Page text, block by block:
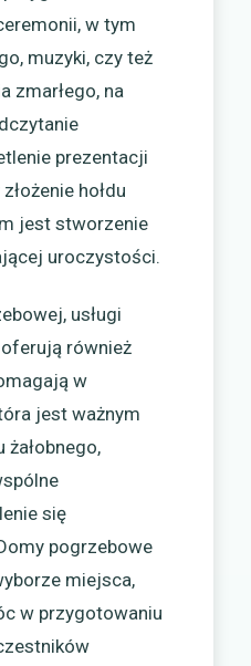
w tym
muzyki, czy też
zmarłego, na
prezentacji
hołdu
jest stworzenie
uroczystości.
usługi
również
w
jest ważnym
się
pogrzebowe
miejsca,
w przygotowaniu